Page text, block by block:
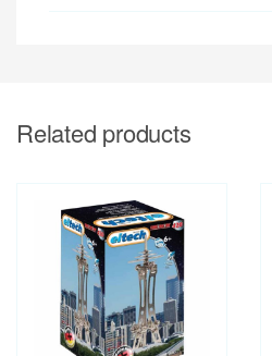
Related products